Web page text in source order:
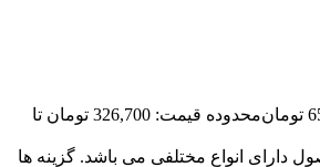
تومان
محدوده قیمت: 326,700 تومان تا
دارای انواع مختلفی می باشد. گزینه ها